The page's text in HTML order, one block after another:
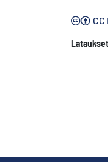
CC
Lataukset